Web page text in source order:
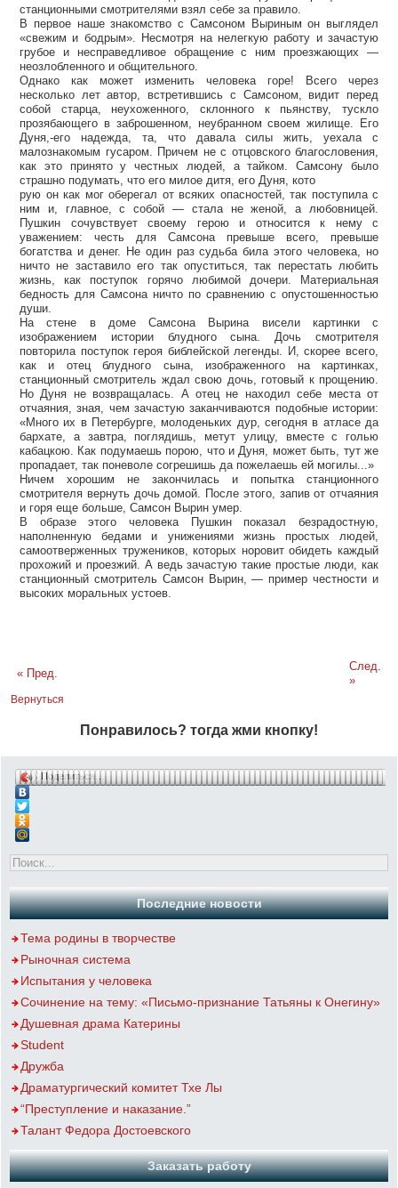
станционными смотрителями взял себе за правило.
В первое наше знакомство с Самсоном Выриным он выглядел
«свежим и бодрым». Несмотря на нелегкую работу и зачастую
грубое и несправедливое обращение с ним проезжающих —
неозлобленного и общительного.
Однако как может изменить человека горе! Всего через
несколько лет автор, встретившись с Самсоном, видит перед
собой старца, неухоженного, склонного к пьянству, тускло
прозябающего в заброшенном, неубранном своем жилище. Его
Дуня,-его надежда, та, что давала силы жить, уехала с
малознакомым гусаром. Причем не с отцовского благословения,
как это принято у честных людей, а тайком. Самсону было
страшно подумать, что его милое дитя, его Дуня, кото
рую он как мог оберегал от всяких опасностей, так поступила с
ним и, главное, с собой — стала не женой, а любовницей.
Пушкин сочувствует своему герою и относится к нему с
уважением: честь для Самсона превыше всего, превыше
богатства и денег. Не один раз судьба била этого человека, но
ничто не заставило его так опуститься, так перестать любить
жизнь, как поступок горячо любимой дочери. Материальная
бедность для Самсона ничто по сравнению с опустошенностью
души.
На стене в доме Самсона Вырина висели картинки с
изображением истории блудного сына. Дочь смотрителя
повторила поступок героя библейской легенды. И, скорее всего,
как и отец блудного сына, изображенного на картинках,
станционный смотритель ждал свою дочь, готовый к прощению.
Но Дуня не возвращалась. А отец не находил себе места от
отчаяния, зная, чем зачастую заканчиваются подобные истории:
«Много их в Петербурге, молоденьких дур, сегодня в атласе да
бархате, а завтра, поглядишь, метут улицу, вместе с голью
кабацкою. Как подумаешь порою, что и Дуня, может быть, тут же
пропадает, так поневоле согрешишь да пожелаешь ей могилы...»
Ничем хорошим не закончилась и попытка станционного
смотрителя вернуть дочь домой. После этого, запив от отчаяния
и горя еще больше, Самсон Вырин умер.
В образе этого человека Пушкин показал безрадостную,
наполненную бедами и унижениями жизнь простых людей,
самоотверженных тружеников, которых норовит обидеть каждый
прохожий и проезжий. А ведь зачастую такие простые люди, как
станционный смотритель Самсон Вырин, — пример честности и
высоких моральных устоев.
« Пред.
След.
»
Вернуться
Понравилось? тогда жми кнопку!
Поделиться…
Последние новости
Тема родины в творчестве
Рыночная система
Испытания у человека
Сочинение на тему: «Письмо-признание Татьяны к Онегину»
Душевная драма Катерины
Student
Дружба
Драматургический комитет Тхе Лы
“Преступление и наказание.”
Талант Федора Достоевского
Заказать работу